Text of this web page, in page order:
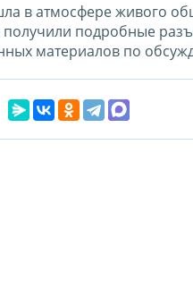
в атмосфере живого
получили подробные
материалов по